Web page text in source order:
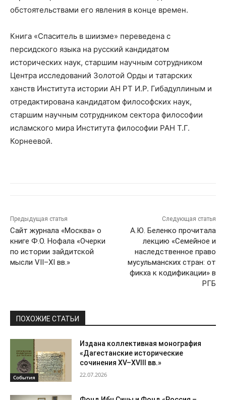
обстоятельствами его явления в конце времен.
Книга «Спаситель в шиизме» переведена с
персидского языка на русский кандидатом
исторических наук, старшим научным сотрудником
Центра исследований Золотой Орды и татарских
ханств Института истории АН РТ И.Р. Гибадуллиным и
отредактирована кандидатом философских наук,
старшим научным сотрудником сектора философии
исламского мира Института философии РАН Т.Г.
Корнеевой.
Предыдущая статья
Сайт журнала «Москва» о
книге Ф.О. Нофала «Очерки
по истории зайдитской
мысли VII–XI вв.»
Следующая статья
А.Ю. Беленко прочитала
лекцию «Семейное и
наследственное право
мусульманских стран: от
фикха к кодификации» в
РГБ
ПОХОЖИЕ СТАТЬИ
События
Издана коллективная монография
«Дагестанские исторические
сочинения XV–XVIII вв.»
22.07.2026